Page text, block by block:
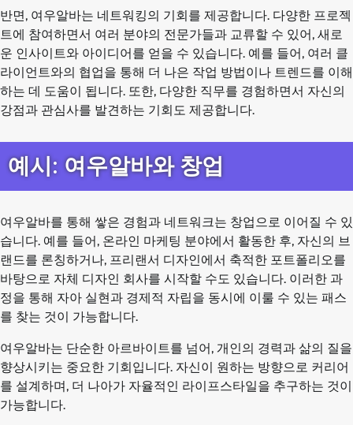
반면, 여우알바는 네트워킹의 기회를 제공합니다. 다양한 프로젝
트에 참여하면서 여러 분야의 전문가들과 교류할 수 있어, 새로
운 인사이트와 아이디어를 얻을 수 있습니다. 예를 들어, 여러 클
라이언트와의 협업을 통해 더 나은 작업 방법이나 트렌드를 이해
하는 데 도움이 됩니다. 또한, 다양한 직무를 경험하면서 자신의
강점과 관심사를 발견하는 기회도 제공합니다.
예시: 여우알바와 창업
여우알바를 통해 쌓은 경험과 네트워크는 창업으로 이어질 수 있
습니다. 예를 들어, 온라인 마케팅 분야에서 활동한 후, 자신의 브
랜드를 론칭하거나, 프리랜서 디자인에서 축적한 포트폴리오를
바탕으로 자체 디자인 회사를 시작할 수도 있습니다. 이러한 과
정을 통해 자아 실현과 경제적 자립을 동시에 이룰 수 있는 패스
를 찾는 것이 가능합니다.
여우알바는 단순한 아르바이트를 넘어, 개인의 경력과 삶의 질을
향상시키는 중요한 기회입니다. 자신이 원하는 방향으로 커리어
를 설계하며, 더 나아가 자율적인 라이프스타일을 추구하는 것이
가능합니다.